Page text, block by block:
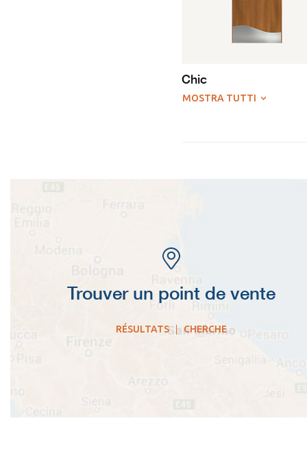
Chic
MOSTRA TUTTI
Trouver un point de vente
RÉSULTATS|CHERCHE